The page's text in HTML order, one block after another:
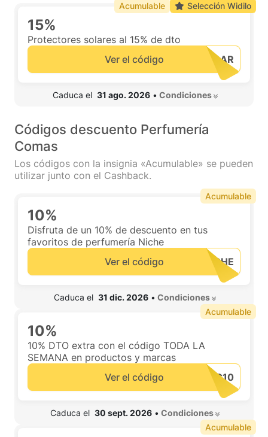
15%
Protectores solares al 15% de dto
Ver el código
Caduca el 31 ago. 2026 • Condiciones
Acumulable Selección Widilo
Códigos descuento Perfumería
Comas
Los códigos con la insignia «Acumulable» se pueden
utilizar junto con el Cashback.
10%
Disfruta de un 10% de descuento en tus
favoritos de perfumería Niche
Ver el código
Caduca el 31 dic. 2026 • Condiciones
Acumulable
10%
10% DTO extra con el código TODA LA
SEMANA en productos y marcas
Ver el código
Caduca el 30 sept. 2026 • Condiciones
Acumulable
Acumulable